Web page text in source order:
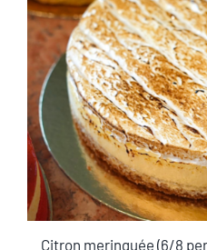
Citron meringuée (6/8